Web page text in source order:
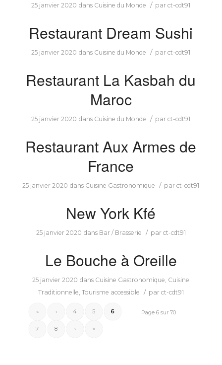
25 janvier 2020 dans Cuisine du Monde / parct-cdt91
Restaurant Dream Sushi
25 janvier 2020 dans Cuisine du Monde / parct-cdt91
Restaurant La Kasbah du
Maroc
25 janvier 2020 dans Cuisine du Monde / parct-cdt91
Restaurant Aux Armes de
France
25 janvier 2020 dans Cuisine Gastronomique / parct-cdt91
New York Kfé
25 janvier 2020 dans Bar / Brasserie / par ct-cdt91
Le Bouche à Oreille
25 janvier 2020 dans Cuisine Gastronomique Cuisine
Traditionnelle Tourisme accessible / par ct-cdt91
Page 6 sur 70
« ‹ 4 5 6
7 8 › »